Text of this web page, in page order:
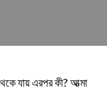
যায় এরপর কী? আত্মা